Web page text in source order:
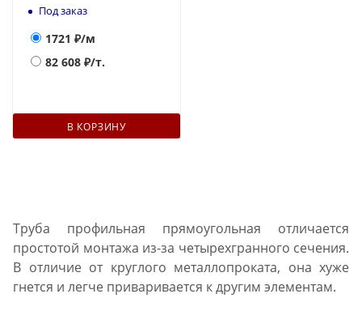
Под заказ
1721 ₽/м
82 608 ₽/т.
В КОРЗИНУ
Труба профильная прямоугольная отличается
простотой монтажа из-за четырехгранного сечения.
В отличие от круглого металлопроката, она хуже
гнется и легче приваривается к другим элементам.